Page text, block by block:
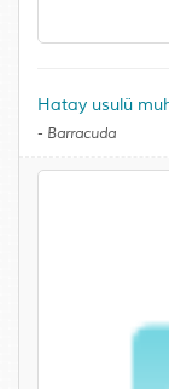
Hatay usulü
- Barracuda